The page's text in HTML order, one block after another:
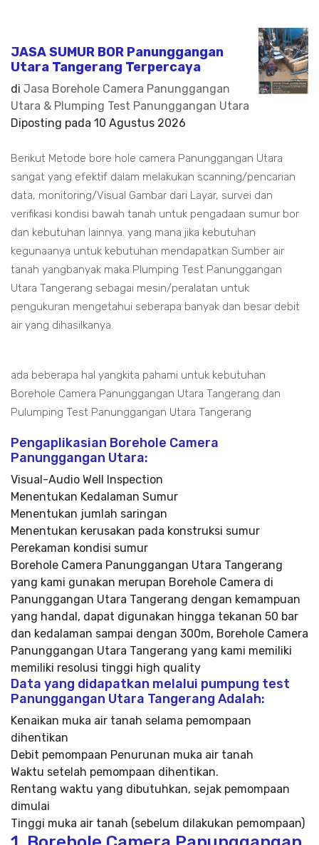
JASA SUMUR BOR Panunggangan
Utara Tangerang Terpercaya
di Jasa Borehole Camera Panunggangan
Utara & Plumping Test Panunggangan Utara
Diposting pada 10 Agustus 2026
Berikut Metode bore hole camera Panunggangan Utara
sangat yang efektif dalam melakukan scanning/pencarian
data, monitoring/Visual Gambar dari Layar, survei dan
verifikasi kondisi bawah tanah untuk pengadaan sumur bor
dan kebutuhan lainnya. yang mana jika kebutuhan
kegunaanya untuk kebutuhan mendapatkan Sumber air
tanah yangbanyak maka Plumping Test Panunggangan
Utara Tangerang sebagai mesin/peralatan untuk
pengukuran mengetahui seberapa banyak dan besar debit
air yang dihasilkanya.
ada beberapa hal yangkita pahami untuk kebutuhan
Borehole Camera Panunggangan Utara Tangerang dan
Pulumping Test Panunggangan Utara Tangerang
Pengaplikasian Borehole Camera
Panunggangan Utara:
Visual-Audio Well Inspection
Menentukan Kedalaman Sumur
Menentukan jumlah saringan
Menentukan kerusakan pada konstruksi sumur
Perekaman kondisi sumur
Borehole Camera Panunggangan Utara Tangerang
yang kami gunakan merupan Borehole Camera di
Panunggangan Utara Tangerang dengan kemampuan
yang handal, dapat digunakan hingga tekanan 50 bar
dan kedalaman sampai dengan 300m, Borehole Camera
Panunggangan Utara Tangerang yang kami memiliki
memiliki resolusi tinggi high quality
Data yang didapatkan melalui pumpung test
Panunggangan Utara Tangerang Adalah:
Kenaikan muka air tanah selama pemompaan
dihentikan
Debit pemompaan Penurunan muka air tanah
Waktu setelah pemompaan dihentikan.
Rentang waktu yang dibutuhkan, sejak pemompaan
dimulai
Tinggi muka air tanah (sebelum dilakukan pemompaan)